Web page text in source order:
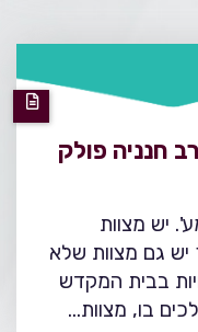
חנניה פולק
יש מצוות
גם מצוות שלא
בבית המקדש
בו, מצוות…